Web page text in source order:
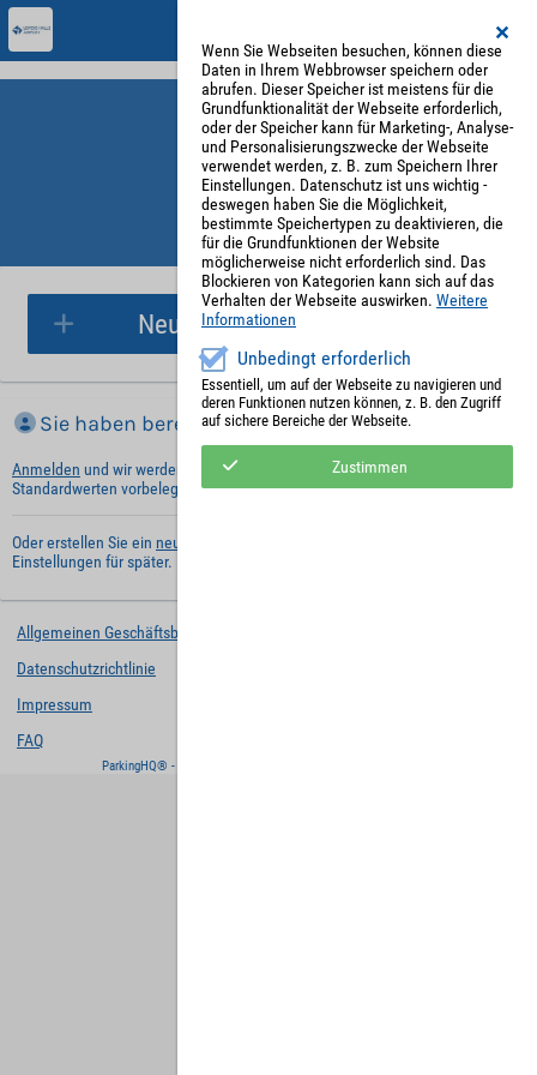
Parkplatzreservierung
Sie haben bereits ein Konto?
Anmelden und wir werden die notwendigen Informationen mit Ihren
Standardwerten vorbelegen.
Oder erstellen Sie ein neues Benutzerkonto
Einstellungen für später.
Neue Parkplatzreservierung
Allgemeinen Geschäftsbedingungen
Datenschutzrichtlinie
Impressum
FAQ
ParkingHQ® - eine Lösung von
Wenn Sie Webseiten besuchen, können diese
Daten in Ihrem Webbrowser speichern oder
abrufen. Dieser Speicher ist meistens für die
Grundfunktionalität der Webseite erforderlich,
oder der Speicher kann für Marketing-, Analyse-
und Personalisierungszwecke der Webseite
verwendet werden, z. B. zum Speichern Ihrer
Einstellungen. Datenschutz ist uns wichtig -
deswegen haben Sie die Möglichkeit,
bestimmte Speichertypen zu deaktivieren, die
für die Grundfunktionen der Website
möglicherweise nicht erforderlich sind. Das
Blockieren von Kategorien kann sich auf das
Verhalten der Webseite auswirken. Weitere
Informationen
Unbedingt erforderlich
Essentiell, um auf der Webseite zu navigieren und
deren Funktionen nutzen können, z. B. den Zugriff
auf sichere Bereiche der Webseite.
Zustimmen